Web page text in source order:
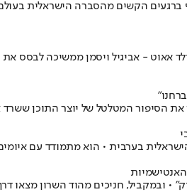
עד 21׳ של מעריב לנוער, משתף ברגעים הקשים
הסיפור המטלטל של יוצר התוכן
• ובמקביל, חניכים מהוד השרון מצאו